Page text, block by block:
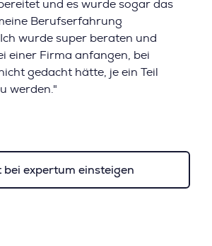
und es wurde sogar das
Berufserfahrung
wurde super beraten und
einer Firma anfangen, bei
gedacht hätte, je ein Teil
werden."
expertum einsteigen